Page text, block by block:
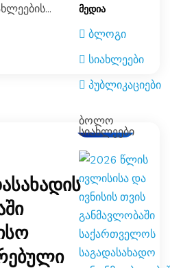
ᲛᲔᲓᲘᲐ
ბლოგი
სიახლეები
პუბლიკაციები
ბოლო
სიახლეები
ბლოგი